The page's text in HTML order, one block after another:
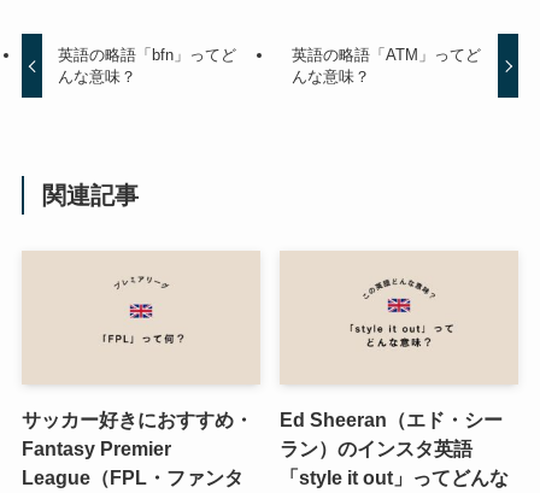
英語の略語「bfn」ってど
んな意味？
英語の略語「ATM」ってど
んな意味？
関連記事
サッカー好きにおすすめ・
Fantasy Premier
League（FPL・ファンタ
Ed Sheeran（エド・シー
ラン）のインスタ英語
「style it out」ってどんな